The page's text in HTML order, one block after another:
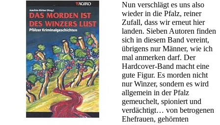
Henner
Kotte
"Abriss
Leipzig"
Nun verschlägt es uns also
wieder in die Pfalz, reiner
Zufall, dass wir erneut hier
landen. Sieben Autoren finden
sich in diesem Band vereint,
übrigens nur Männer, wie ich
mal anmerken darf. Der
Hardcover-Band macht eine
gute Figur. Es morden nicht
nur Winzer, sondern es wird
allgemein in der Pfalz
gemeuchelt, spioniert und
verdächtigt… von betrogenen
Ehefrauen, gehörnten